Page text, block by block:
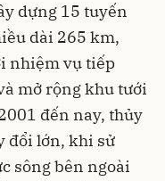
dựng 15 tuyến
dài 265 km,
nhiệm vụ tiếp
mở rộng khu tưới
đến nay, thủy
đổi lớn, khi sử
sông bên ngoài